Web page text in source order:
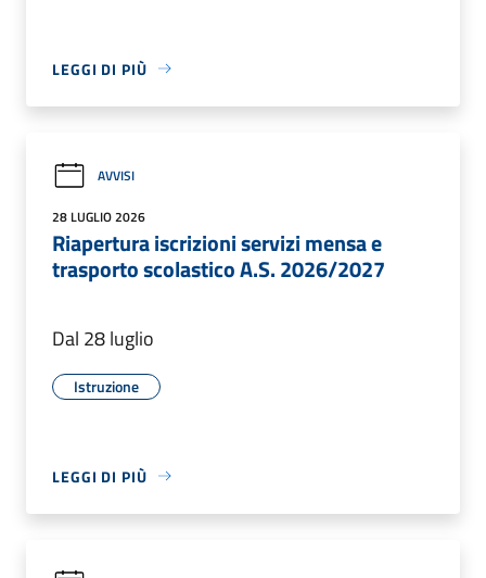
LEGGI DI PIÙ
AVVISI
28 LUGLIO 2026
Riapertura iscrizioni servizi mensa e
trasporto scolastico A.S. 2026/2027
Dal 28 luglio
Istruzione
LEGGI DI PIÙ